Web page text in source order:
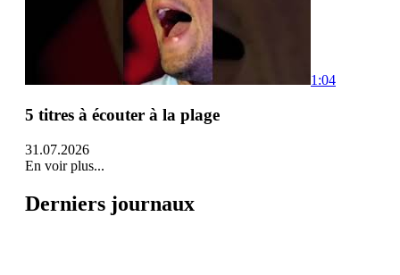
1:04
5 titres à écouter à la plage
31.07.2026
En voir plus...
Derniers journaux